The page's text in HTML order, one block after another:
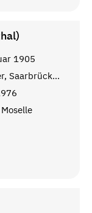
1905
Dudweiler, Saarbrücken